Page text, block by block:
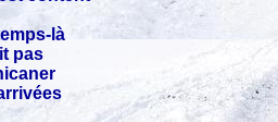
là
pas